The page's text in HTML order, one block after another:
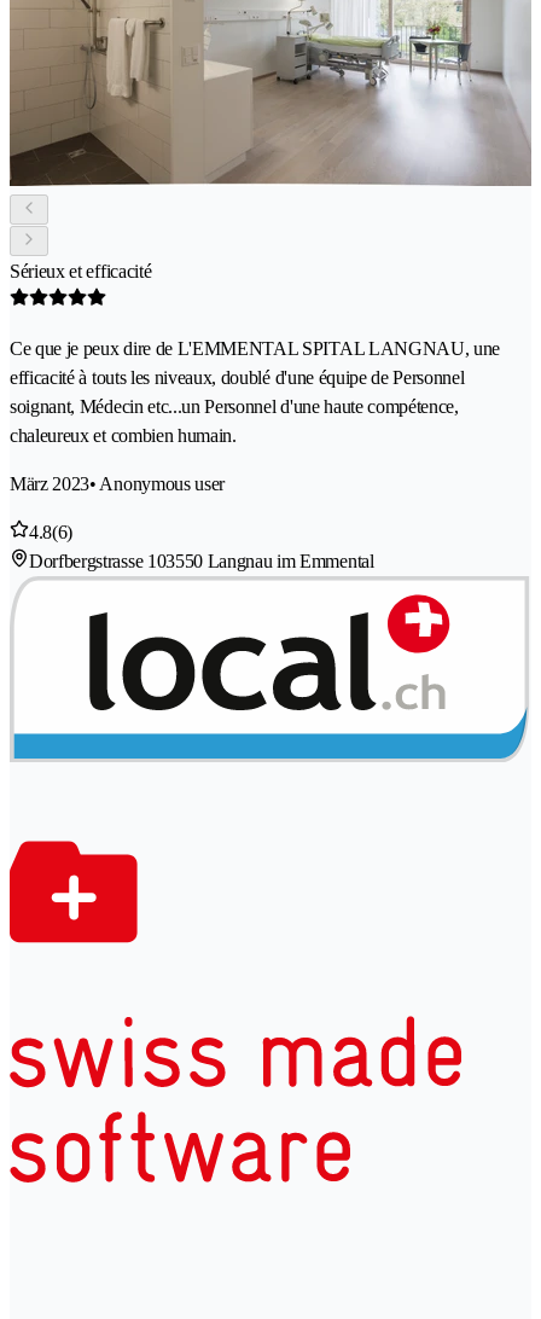
Sérieux et efficacité
Ce que je peux dire de L'EMMENTAL SPITAL LANGNAU, une
efficacité à touts les niveaux, doublé d'une équipe de Personnel
soignant, Médecin etc...un Personnel d'une haute compétence,
chaleureux et combien humain.
März 2023• Anonymous user
4.8(6)
Dorfbergstrasse 103550 Langnau im Emmental